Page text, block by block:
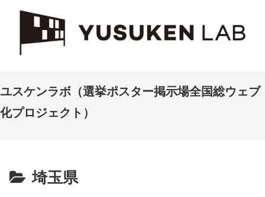
ユスケンラボ（選挙ポスター掲示場全国総ウェブ
化プロジェクト）
埼玉県